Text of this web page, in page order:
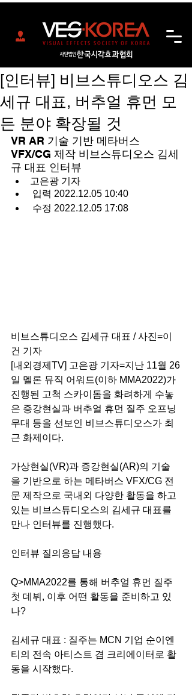
[인터뷰] 비브스튜디오스 김
세규 대표, 버추얼 휴먼 모
든 분야 확장될 것
VR AR 기술 기반 메타버스
VFX/CG 제작 비브스튜디오스 김세
규 대표 인터뷰
고은광 기자
입력 2022.12.05 10:40
수정 2022.12.05 17:08
비브스튜디오스 김세규 대표 / 사진=이
건 기자
[내외경제TV] 고은광 기자=지난 11월 26
일 멜론 뮤직 어워드(이하 MMA2022)가
진행된 고척 스카이돔을 화려하게 수놓
은 증강현실과 버추얼 휴먼 질주 오프닝
무대 등을 선보인 비브스튜디오스가 최
근 화제이다.
가상현실(VR)과 증강현실(AR)의 기술
을 기반으로 하는 메타버스 VFX/CG 전
문 제작으로 국내외 다양한 활동을 하고
있는 비브스튜디오스의 김세규 대표를
만나 인터뷰를 진행했다.
인터뷰 질의응답 내용
Q>MMA2022를 통해 버추얼 휴먼 질주
첫 데뷔, 이후 어떤 활동을 준비하고 있
나?
김세규 대표 : 질주는 MCN 기업 순이엔
티의 전속 아티스트 겸 크리에이터로 활
동을 시작했다.